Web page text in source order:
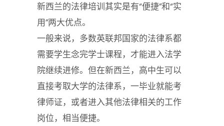
新西兰的法律培训其实是有“便捷”和“实
用”两大优点。
一般来说，多数英联邦国家的法律系都
需要学生念完学士课程，才能进入法学
院继续进修。但在新西兰，高中生可以
直接考取大学的法律系，一毕业就能考
律师证，或者进入其他法律相关的工作
岗位，相当便捷。